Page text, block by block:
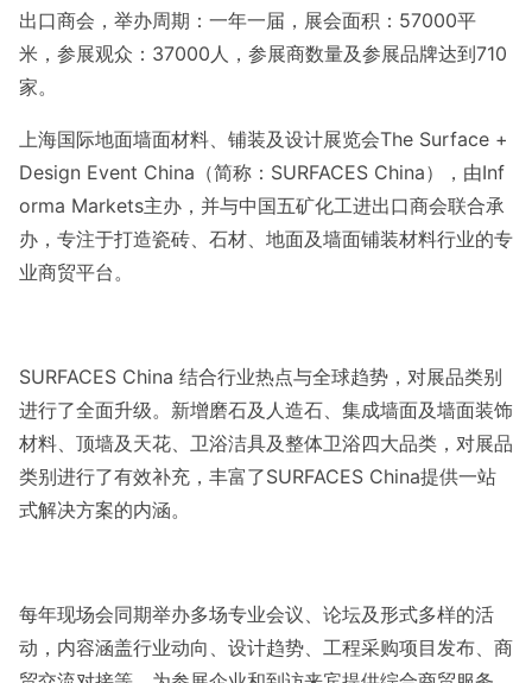
出口商会，举办周期：一年一届，展会面积：57000平
米，参展观众：37000人，参展商数量及参展品牌达到710
家。
上海国际地面墙面材料、铺装及设计展览会The Surface +
Design Event China（简称：SURFACES China），由Inf
orma Markets主办，并与中国五矿化工进出口商会联合承
办，专注于打造瓷砖、石材、地面及墙面铺装材料行业的专
业商贸平台。
SURFACES China 结合行业热点与全球趋势，对展品类别
进行了全面升级。新增磨石及人造石、集成墙面及墙面装饰
材料、顶墙及天花、卫浴洁具及整体卫浴四大品类，对展品
类别进行了有效补充，丰富了SURFACES China提供一站
式解决方案的内涵。
每年现场会同期举办多场专业会议、论坛及形式多样的活
动，内容涵盖行业动向、设计趋势、工程采购项目发布、商